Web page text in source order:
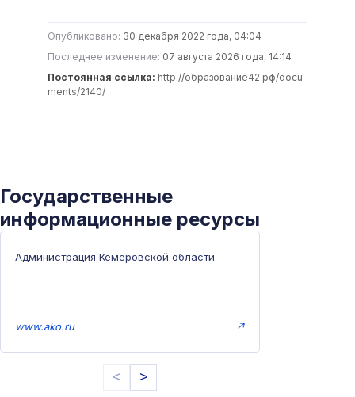
Опубликовано: 30 декабря 2022 года, 04:04
Последнее изменение: 07 августа 2026 года, 14:14
Постоянная ссылка: http://образование42.рф/docu
ments/2140/
Государственные
информационные ресурсы
Администрация Кемеровской области
www.ako.ru ↗
< >